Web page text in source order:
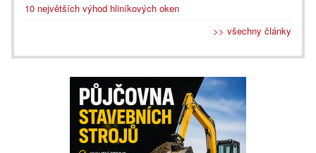
10 největších výhod hliníkových oken
>> všechny články